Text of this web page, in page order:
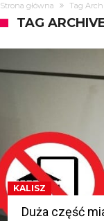
Strona główna Tag
TAG
KALISZ
Duża część